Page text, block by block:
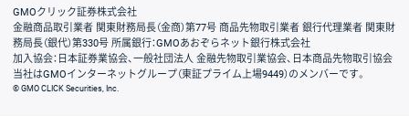
GMOクリック証券株式会社
金融商品取引業者 関東財務局長（金商）第77号 商品先物取引業者 銀行代理業者 関東財
務局長（銀代）第330号 所属銀行：GMOあおぞらネット銀行株式会社
加入協会：日本証券業協会、一般社団法人 金融先物取引業協会、日本商品先物取引協会
当社はGMOインターネットグループ（東証プライム上場9449）のメンバーです。
© GMO CLICK Securities, Inc.